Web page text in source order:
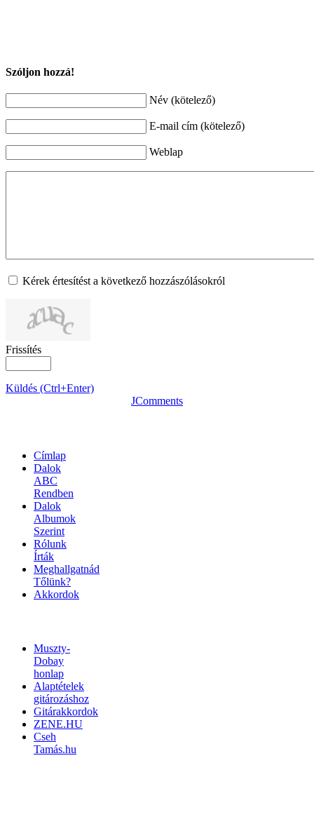
Szóljon hozzá!
Név (kötelező)
E-mail cím (kötelező)
Weblap
Kérek értesítést a következő hozzászólásokról
Frissítés
Küldés (Ctrl+Enter)
JComments
Címlap
Dalok
ABC
Rendben
Dalok
Albumok
Szerint
Rólunk
Írták
Meghallgatnád
Tőlünk?
Akkordok
Muszty-
Dobay
honlap
Alaptételek
gitározáshoz
Gitárakkordok
ZENE.HU
Cseh
Tamás.hu